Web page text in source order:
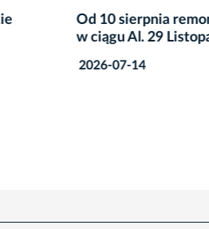
Od 10 sierpnia remont wiaduktu
w ciągu Al. 29 Listopada